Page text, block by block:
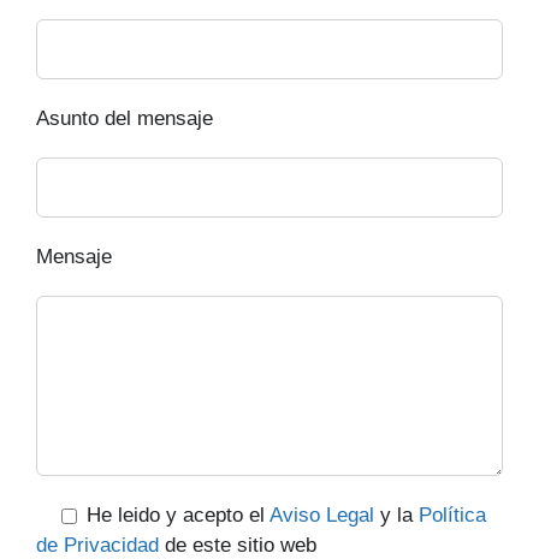
Asunto del mensaje
Mensaje
He leido y acepto el Aviso Legal y la Política
de Privacidad de este sitio web